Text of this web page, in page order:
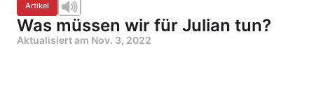
Artikel
Was müssen wir für Julian tun?
Aktualisiert am Nov. 3, 2022